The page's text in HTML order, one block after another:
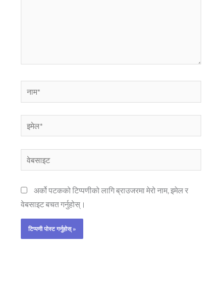
इमेल*
वेबसाइट
अर्को पटकको टिप्पणीको लागि ब्राउजरमा मेरो नाम, इमेल र
वेबसाइट बचत गर्नुहोस्।